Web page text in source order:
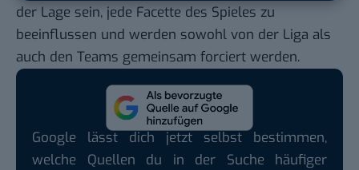
der Lage sein, jede Facette des Spieles zu
beeinflussen und werden sowohl von der Liga als
auch den Teams gemeinsam forciert werden.
Google lässt dich jetzt selbst bestimmen,
welche Quellen du in der Suche häufiger